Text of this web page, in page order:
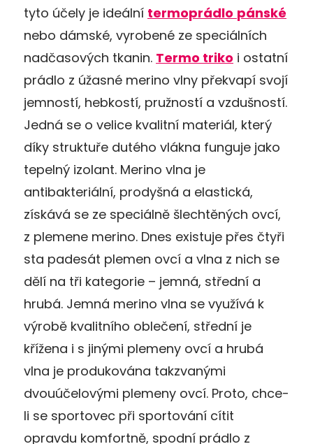
tyto účely je ideální termoprádlo pánské
nebo dámské, vyrobené ze speciálních
nadčasových tkanin. Termo triko i ostatní
prádlo z úžasné merino vlny překvapí svojí
jemností, hebkostí, pružností a vzdušností.
Jedná se o velice kvalitní materiál, který
díky struktuře dutého vlákna funguje jako
tepelný izolant. Merino vlna je
antibakteriální, prodyšná a elastická,
získává se ze speciálně šlechtěných ovcí,
z plemene merino. Dnes existuje přes čtyři
sta padesát plemen ovcí a vlna z nich se
dělí na tři kategorie – jemná, střední a
hrubá. Jemná merino vlna se využívá k
výrobě kvalitního oblečení, střední je
křížena i s jinými plemeny ovcí a hrubá
vlna je produkována takzvanými
dvouúčelovými plemeny ovcí. Proto, chce-
li se sportovec při sportování cítit
opravdu komfortně, spodní prádlo z